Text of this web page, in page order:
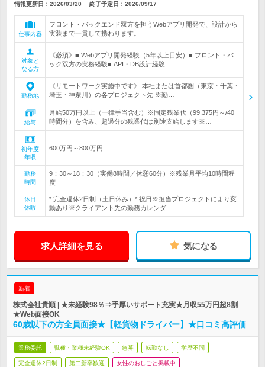
情報更新日：2026/03/20 終了予定日： 2026/09/17
仕事内容
フロント・バックエンド双方を担うWebアプリ開発で、設計から
実装まで一貫して携わります。
対象と
なる方
《必須》■ Webアプリ開発経験（5年以上目安）■ フロント・バ
ック双方の実務経験■ API・DB設計経験
勤務地
《リモートワーク実施中です》 本社または首都圏（東京・千葉・
埼玉・神奈川）の各プロジェクト先 ※勤…
給与
月給50万円以上（一律手当含む）※固定残業代（99,375円～/40
時間分）を含み、超過分の残業代は別途支給します※…
初年度
年収
600万円～800万円
勤務
時間
9：30～18：30（実働8時間／休憩60分）※残業月平均10時間程
度
休日
休暇
* 完全週休2日制（土日休み）* 祝日※担当プロジェクトにより変
動あり※クライアント先の勤務カレンダ…
求人詳細を見る 気になる
新着
株式会社貴順 | ★未経験98％⇒手厚いサポート充実★月収55万円超8割
★Web面接OK
60歳以下の方全員面接★【軽貨物ドライバー】★口コミ高評価
業務委託 職種・業種未経験OK 急募 転勤なし 学歴不問
完全週休2日制 第二新卒歓迎 女性のおしごと掲載中